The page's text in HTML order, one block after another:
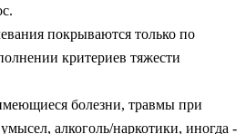
покрываются только по
критериев тяжести
болезни, травмы при
алкоголь/наркотики, иногда -